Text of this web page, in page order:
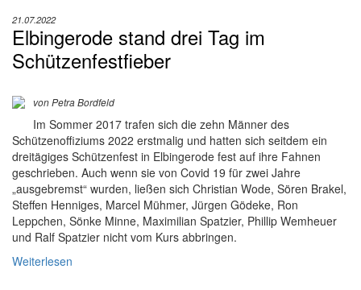
21.07.2022
Elbingerode stand drei Tag im
Schützenfestfieber
von Petra Bordfeld
Im Sommer 2017 trafen sich die zehn Männer des
Schützenoffiziums 2022 erstmalig und hatten sich seitdem ein
dreitägiges Schützenfest in Elbingerode fest auf ihre Fahnen
geschrieben. Auch wenn sie von Covid 19 für zwei Jahre
„ausgebremst“ wurden, ließen sich Christian Wode, Sören Brakel,
Steffen Henniges, Marcel Mühmer, Jürgen Gödeke, Ron
Leppchen, Sönke Minne, Maximilian Spatzier, Phillip Wemheuer
und Ralf Spatzier nicht vom Kurs abbringen.
Weiterlesen